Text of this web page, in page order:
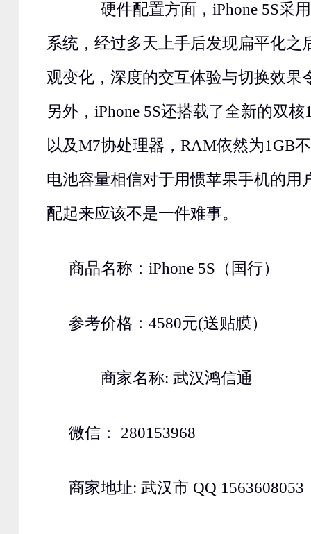
硬件配置方面，iPhone 5S采用
系统，经过多天上手后发现扁平化之
观变化，深度的交互体验与切换效果
另外，iPhone 5S还搭载了全新的双
以及M7协处理器，RAM依然为1GB
电池容量相信对于用惯苹果手机的用
配起来应该不是一件难事。
商品名称：iPhone 5S（国行）
参考价格：4580元(送贴膜）
商家名称: 武汉鸿信通
微信： 280153968
商家地址: 武汉市 QQ 1563608053